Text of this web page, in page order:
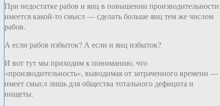
При недостатке рабов и яиц в повышении производительности
имеется какой-то смысл — сделать больше яиц тем же числом
рабов.
А если рабов избыток? А если и яиц избыток?
И вот тут мы приходим к пониманию, что
«производительность», выводимая от затраченного времени —
имеет смысл лишь для общества тотального дефицита и
нищеты.